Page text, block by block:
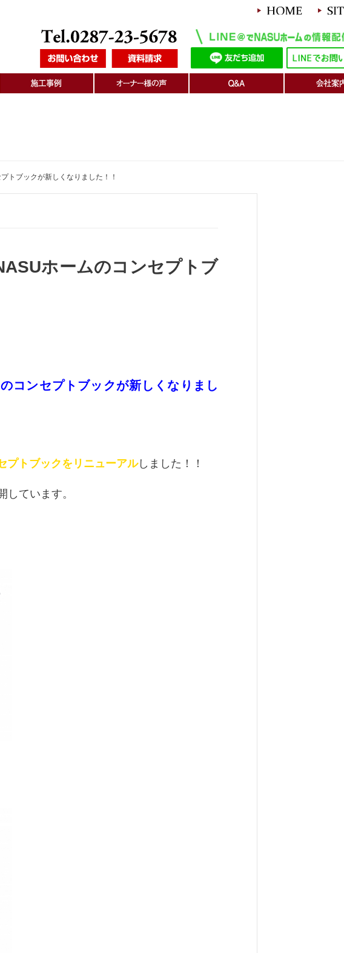
ブックが新しくなりました！！
ホームのコンセプトブ
コンセプトブックが新しくなりまし
プトブックをリニューアルしました！！
しています。